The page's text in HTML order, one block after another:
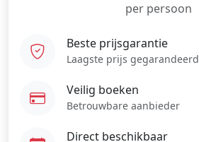
per persoon
Beste prijsgarantie
Laagste prijs gegarandeerd
Veilig boeken
Betrouwbare aanbieder
Direct beschikbaar